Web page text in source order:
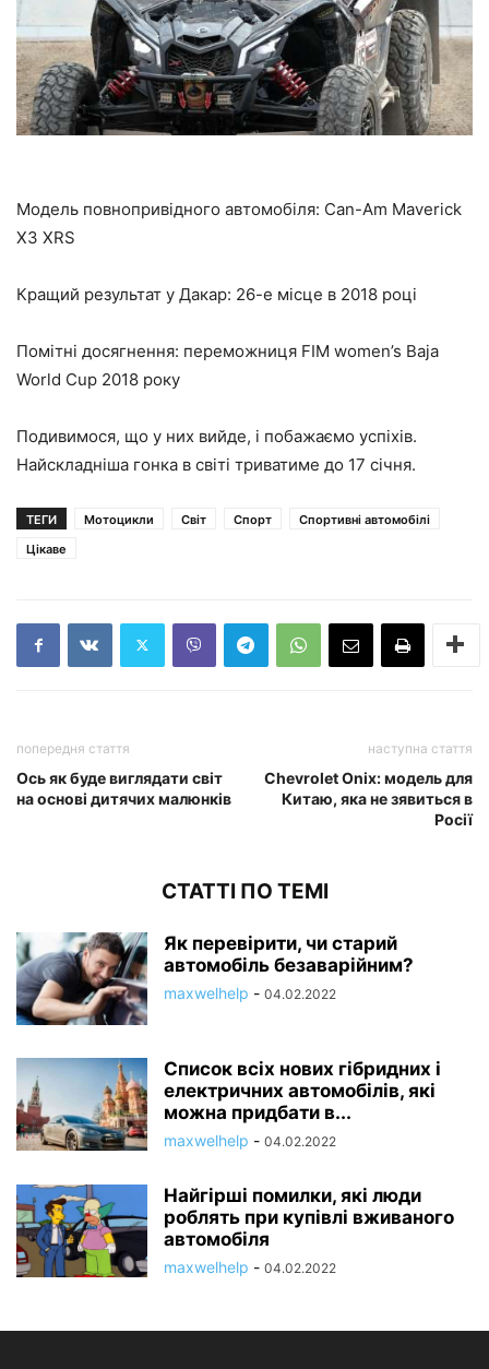
Модель повнопривідного автомобіля: Can-Am Maverick
X3 XRS
Кращий результат у Дакар: 26-е місце в 2018 році
Помітні досягнення: переможниця FIM women’s Baja
World Cup 2018 року
Подивимося, що у них вийде, і побажаємо успіхів.
Найскладніша гонка в світі триватиме до 17 січня.
ТЕГИ Мотоцикли Світ Спорт
Спортивні автомобілі
Цікаве
попередня стаття
Ось як буде виглядати світ
на основі дитячих малюнків
наступна стаття
Chevrolet Onix: модель для
Китаю, яка не зявиться в
Росії
СТАТТІ ПО ТЕМІ
Як перевірити, чи старий
автомобіль безаварійним?
maxwelhelp - 04.02.2022
Список всіх нових гібридних і
електричних автомобілів, які
можна придбати в...
maxwelhelp - 04.02.2022
Найгірші помилки, які люди
роблять при купівлі вживаного
автомобіля
maxwelhelp - 04.02.2022